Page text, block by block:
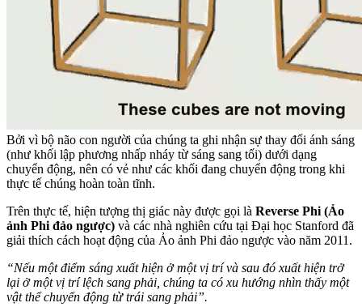
Bởi vì bộ não con người của chúng ta ghi nhận sự thay đổi ánh sáng
(như khối lập phương nhấp nháy từ sáng sang tối) dưới dạng
chuyển động, nên có vẻ như các khối đang chuyển động trong khi
thực tế chúng hoàn toàn tĩnh.
Trên thực tế, hiện tượng thị giác này được gọi là Reverse Phi (Ảo
ảnh Phi đảo ngược) và các nhà nghiên cứu tại Đại học Stanford đã
giải thích cách hoạt động của Ảo ảnh Phi đảo ngược vào năm 2011.
“Nếu một điểm sáng xuất hiện ở một vị trí và sau đó xuất hiện trở
lại ở một vị trí lệch sang phải, chúng ta có xu hướng nhìn thấy một
vật thể chuyển động từ trái sang phải”.